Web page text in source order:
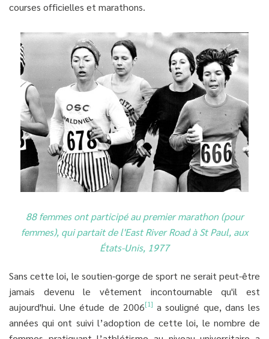
courses officielles et marathons.
88 femmes ont participé au premier marathon (pour
femmes), qui partait de l'East River Road à St Paul, aux
États-Unis, 1977
Sans cette loi, le soutien-gorge de sport ne serait peut-être
jamais devenu le vêtement incontournable qu'il est
aujourd'hui. Une étude de 2006[1] a souligné que, dans les
années qui ont suivi l’adoption de cette loi, le nombre de